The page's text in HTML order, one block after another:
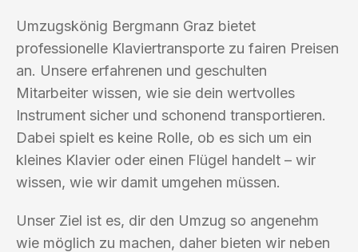
Umzugskönig Bergmann Graz bietet
professionelle Klaviertransporte zu fairen Preisen
an. Unsere erfahrenen und geschulten
Mitarbeiter wissen, wie sie dein wertvolles
Instrument sicher und schonend transportieren.
Dabei spielt es keine Rolle, ob es sich um ein
kleines Klavier oder einen Flügel handelt – wir
wissen, wie wir damit umgehen müssen.
Unser Ziel ist es, dir den Umzug so angenehm
wie möglich zu machen, daher bieten wir neben